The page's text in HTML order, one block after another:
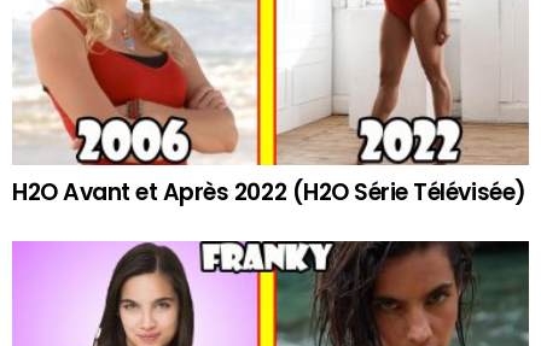
H2O Avant et Après 2022 (H2O Série Télévisée)